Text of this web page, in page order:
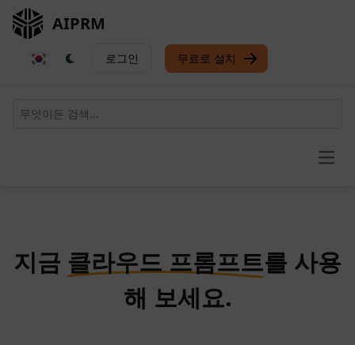
AIPRM
로그인 무료로 설치
지금 클라우드 프롬프트를 사용
해 보세요.